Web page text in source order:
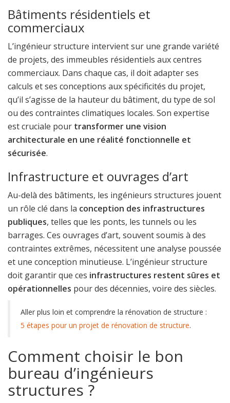
Bâtiments résidentiels et
commerciaux
L’ingénieur structure intervient sur une grande variété
de projets, des immeubles résidentiels aux centres
commerciaux. Dans chaque cas, il doit adapter ses
calculs et ses conceptions aux spécificités du projet,
qu’il s’agisse de la hauteur du bâtiment, du type de sol
ou des contraintes climatiques locales. Son expertise
est cruciale pour transformer une vision
architecturale en une réalité fonctionnelle et
sécurisée.
Infrastructure et ouvrages d’art
Au-delà des bâtiments, les ingénieurs structures jouent
un rôle clé dans la conception des infrastructures
publiques, telles que les ponts, les tunnels ou les
barrages. Ces ouvrages d’art, souvent soumis à des
contraintes extrêmes, nécessitent une analyse poussée
et une conception minutieuse. L’ingénieur structure
doit garantir que ces infrastructures restent sûres et
opérationnelles pour des décennies, voire des siècles.
Aller plus loin et comprendre la rénovation de structure :
5 étapes pour un projet de rénovation de structure.
Comment choisir le bon
bureau d’ingénieurs
structures ?